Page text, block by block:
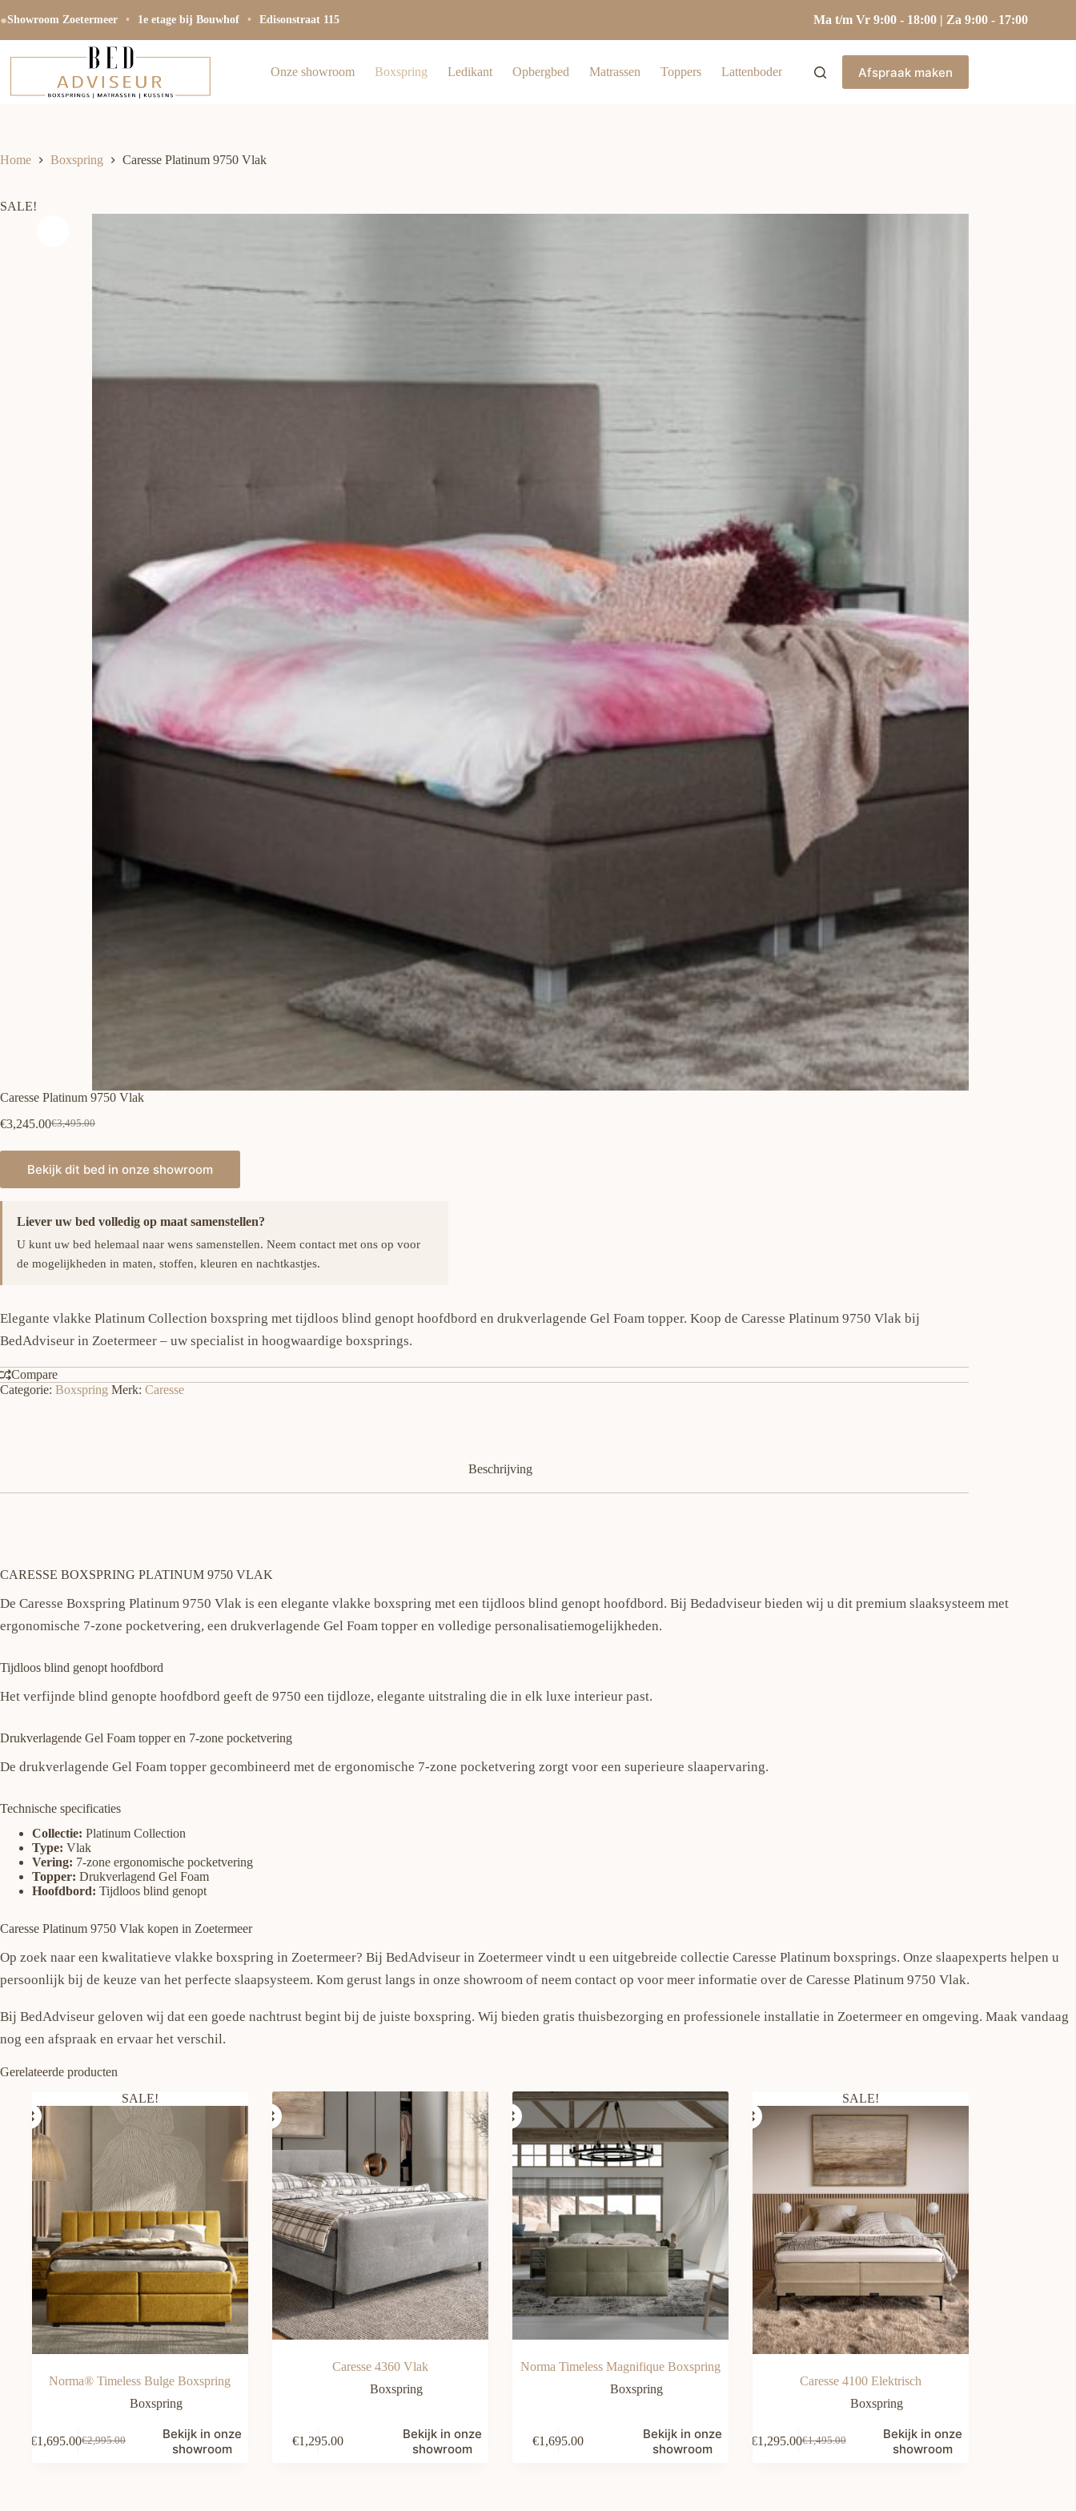
naar
●Showroom Zoetermeer • 1e etage bij Bouwhof • Edisonstraat 115 Ma t/m Vr 9:00 - 18:00 | Za 9:00 - 17:00
Onze showroom Boxspring Ledikant Opbergbed Matrassen Toppers Lattenbodems Hoofdkussens Kasten
Afspraak maken
Home Boxspring Caresse Platinum 9750 Vlak
SALE!
Caresse Platinum 9750 Vlak
€3,495.00
Oorspronkelijke
€3,495.00.
€3,245.00Huidige
€3,245.00.
Bekijk dit bed in onze showroom
Liever uw bed volledig op maat samenstellen?
U kunt uw bed helemaal naar wens samenstellen. Neem contact met ons op voor
de mogelijkheden in maten, stoffen, kleuren en nachtkastjes.
Elegante vlakke Platinum Collection boxspring met tijdloos blind genopt hoofdbord en drukverlagende Gel Foam topper. Koop de Caresse Platinum 9750 Vlak bij
BedAdviseur in Zoetermeer – uw specialist in hoogwaardige boxsprings.
Compare
Categorie: Boxspring Merk: Caresse
Beschrijving
CARESSE BOXSPRING PLATINUM 9750 VLAK
De Caresse Boxspring Platinum 9750 Vlak is een elegante vlakke boxspring met een tijdloos blind genopt hoofdbord. Bij Bedadviseur bieden wij u dit premium slaaksysteem met
ergonomische 7-zone pocketvering, een drukverlagende Gel Foam topper en volledige personalisatiemogelijkheden.
Tijdloos blind genopt hoofdbord
Het verfijnde blind genopte hoofdbord geeft de 9750 een tijdloze, elegante uitstraling die in elk luxe interieur past.
Drukverlagende Gel Foam topper en 7-zone pocketvering
De drukverlagende Gel Foam topper gecombineerd met de ergonomische 7-zone pocketvering zorgt voor een superieure slaapervaring.
Technische specificaties
Collectie: Platinum Collection
Type: Vlak
Vering: 7-zone ergonomische pocketvering
Topper: Drukverlagend Gel Foam
Hoofdbord: Tijdloos blind genopt
Caresse Platinum 9750 Vlak kopen in Zoetermeer
Op zoek naar een kwalitatieve vlakke boxspring in Zoetermeer? Bij BedAdviseur in Zoetermeer vindt u een uitgebreide collectie Caresse Platinum boxsprings. Onze slaapexperts helpen u
persoonlijk bij de keuze van het perfecte slaapsysteem. Kom gerust langs in onze showroom of neem contact op voor meer informatie over de Caresse Platinum 9750 Vlak.
Bij BedAdviseur geloven wij dat een goede nachtrust begint bij de juiste boxspring. Wij bieden gratis thuisbezorging en professionele installatie in Zoetermeer en omgeving. Maak vandaag
nog een afspraak en ervaar het verschil.
Gerelateerde producten
SALE!
Norma® Timeless Bulge Boxspring
Boxspring
€2,995.00
Oorspronkelijke
€1,695.00Huidige
Bekijk in onze
showroom
Caresse 4360 Vlak
Boxspring
€1,295.00
Bekijk in onze
showroom
Norma Timeless Magnifique Boxspring
Boxspring
€1,695.00
Bekijk in onze
showroom
SALE!
Caresse 4100 Elektrisch
Boxspring
€1,495.00
Oorspronkelijke
€1,295.00Huidige
Bekijk in onze
showroom